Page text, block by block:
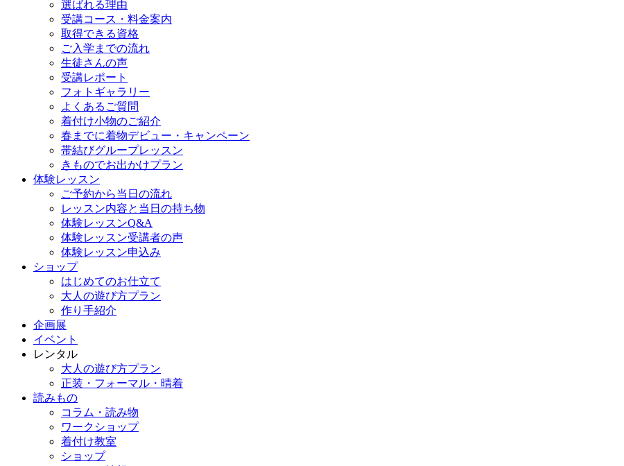
選ばれる理由
受講コース・料金案内
取得できる資格
ご入学までの流れ
生徒さんの声
受講レポート
フォトギャラリー
よくあるご質問
着付け小物のご紹介
春までに着物デビュー・キャンペーン
帯結びグループレッスン
きものでお出かけプラン
体験レッスン
ご予約から当日の流れ
レッスン内容と当日の持ち物
体験レッスンQ&A
体験レッスン受講者の声
体験レッスン申込み
ショップ
はじめてのお仕立て
大人の遊び方プラン
作り手紹介
企画展
イベント
レンタル
大人の遊び方プラン
正装・フォーマル・晴着
読みもの
コラム・読み物
ワークショップ
着付け教室
ショップ